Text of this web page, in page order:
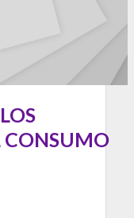
CONSUMO